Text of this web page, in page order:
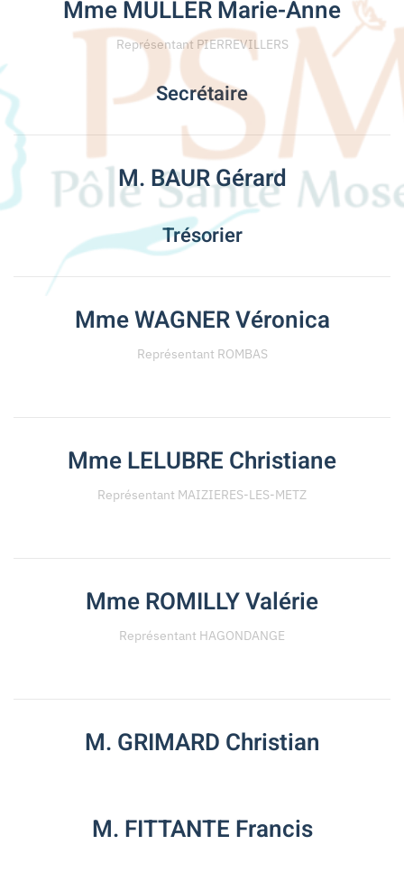
Mme MULLER Marie-Anne
Représentant PIERREVILLERS
Secrétaire
M. BAUR Gérard
Trésorier
Mme WAGNER Véronica
Représentant ROMBAS
Mme LELUBRE Christiane
Représentant MAIZIERES-LES-METZ
Mme ROMILLY Valérie
Représentant HAGONDANGE
M. GRIMARD Christian
M. FITTANTE Francis